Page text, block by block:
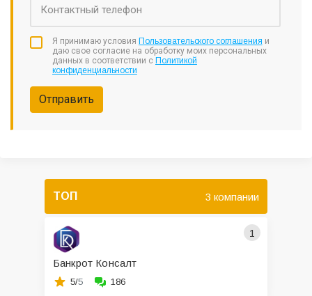
Я принимаю условия Пользовательского соглашения и
даю свое согласие на обработку моих персональных
данных в соответствии с Политикой
конфиденциальности
Отправить
ТОП 3 компании
1
Банкрот Консалт
5/5 186